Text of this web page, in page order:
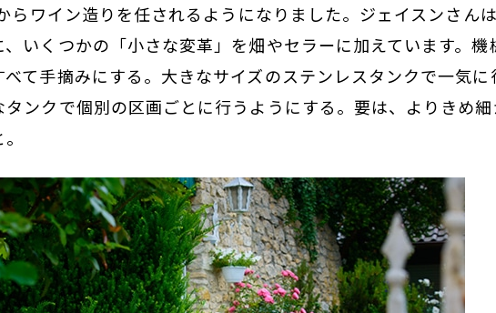
らワイン造りを任されるようになりました。ジェイスンさん
、いくつかの「小さな変革」を畑やセラーに加えています。
べて手摘みにする。大きなサイズのステンレスタンクで一気
タンクで個別の区画ごとに行うようにする。要は、よりきめ